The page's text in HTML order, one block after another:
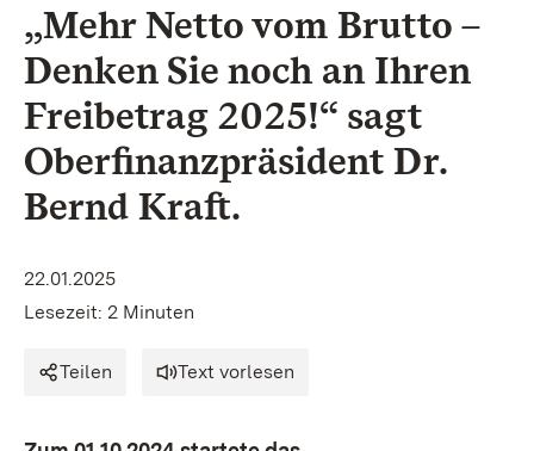
„Mehr Netto vom Brutto –
Denken Sie noch an Ihren
Freibetrag 2025!“ sagt
Oberfinanzpräsident Dr.
Bernd Kraft.
22.01.2025
Lesezeit: 2 Minuten
Teilen Text vorlesen